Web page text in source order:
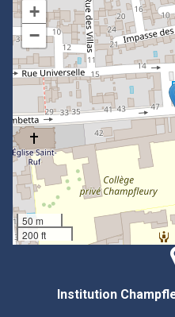
+
−
50 m
200 ft
Institution